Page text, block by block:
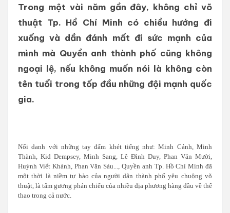
Trong một vài năm gần đây, không chỉ võ
thuật Tp. Hồ Chí Minh có chiều hướng đi
xuống và dần đánh mất đi sức mạnh của
mình mà Quyền anh thành phố cũng không
ngoại lệ, nếu không muốn nói là không còn
tên tuổi trong tốp đầu những đội mạnh quốc
gia.
Nổi danh với những tay đấm khét tiếng như: Minh Cảnh, Minh
Thành, Kid Dempsey, Minh Sang, Lê Đình Duy, Phan Văn Mười,
Huỳnh Viết Khánh, Phan Văn Sáu..., Quyền anh Tp. Hồ Chí Minh đã
một thời là niềm tự hào của người dân thành phố yêu chuộng võ
thuật, là tấm gương phản chiếu của nhiều địa phương hàng đầu về thể
thao trong cả nước.